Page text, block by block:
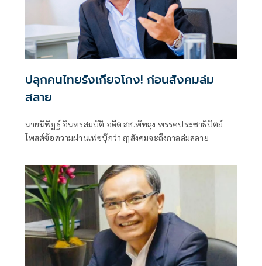
ปลุกคนไทยรังเกียจโกง! ก่อนสังคมล่ม
สลาย
นายนิพิฏฐ์ อินทรสมบัติ อดีต สส.พัทลุง พรรคประชาธิปัตย์
โพสต์ข้อความผ่านเฟซบุ๊กว่า ฤๅสังคมจะถึงกาลล่มสลาย